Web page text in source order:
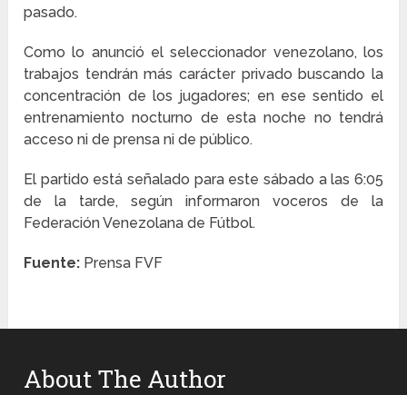
pasado.
Como lo anunció el seleccionador venezolano, los
trabajos tendrán más carácter privado buscando la
concentración de los jugadores; en ese sentido el
entrenamiento nocturno de esta noche no tendrá
acceso ni de prensa ni de público.
El partido está señalado para este sábado a las 6:05
de la tarde, según informaron voceros de la
Federación Venezolana de Fútbol.
Fuente: Prensa FVF
About The Author